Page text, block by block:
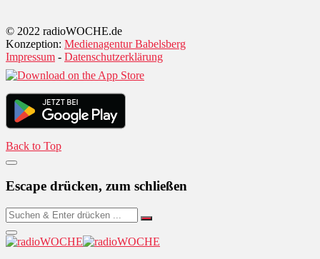
© 2022 radioWOCHE.de
Konzeption: Medienagentur Babelsberg
Impressum - Datenschutzerklärung
Back to Top
Escape drücken, zum schließen